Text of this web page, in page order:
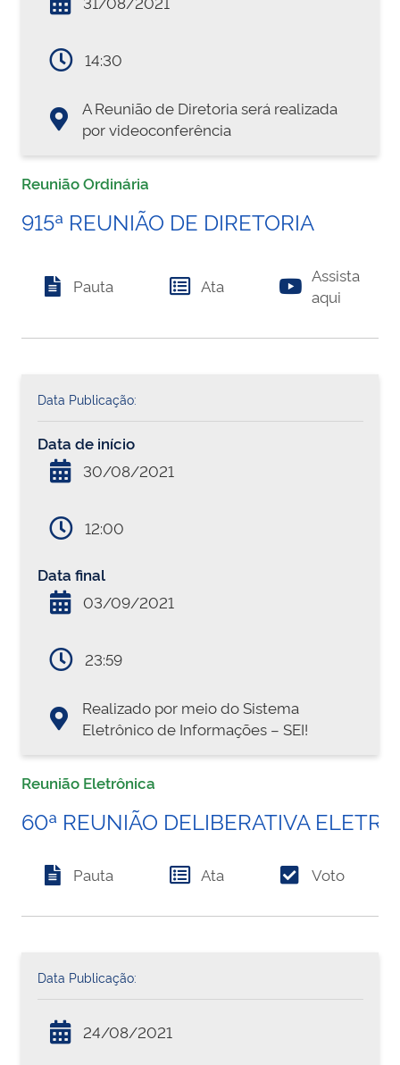
14:30
A Reunião de Diretoria será realizada
por videoconferência
Reunião Ordinária
915ª REUNIÃO DE DIRETORIA
Pauta Ata
Assista
aqui
Data Publicação:
Data de início
30/08/2021
12:00
Data final
03/09/2021
23:59
Realizado por meio do Sistema
Eletrônico de Informações – SEI!
Reunião Eletrônica
60ª REUNIÃO DELIBERATIVA
Pauta Ata Voto
Data Publicação:
24/08/2021